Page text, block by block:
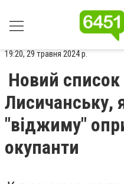
19:20, 29 травня 2024 р.
Новий список
Лисичанську,
"віджиму"
окупанти